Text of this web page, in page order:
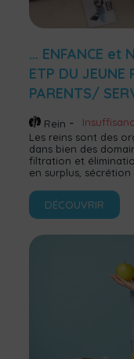
… ENFANCE et
ETP DU JEUNE
PARENTS/
Rein
Les reins sont des
dans bien des
filtration et
en surplus, sécrétion
DÉCOUVRIR